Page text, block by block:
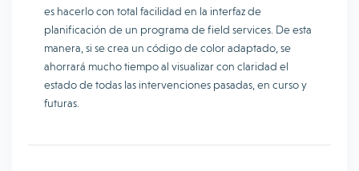
es hacerlo con total facilidad en la interfaz de
planificación de un programa de field services. De esta
manera, si se crea un código de color adaptado, se
ahorrará mucho tiempo al visualizar con claridad el
estado de todas las intervenciones pasadas, en curso y
futuras.